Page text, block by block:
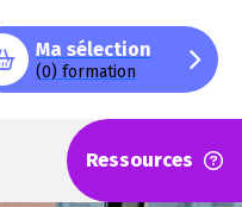
Ma sélection
(0) formation
Ressources